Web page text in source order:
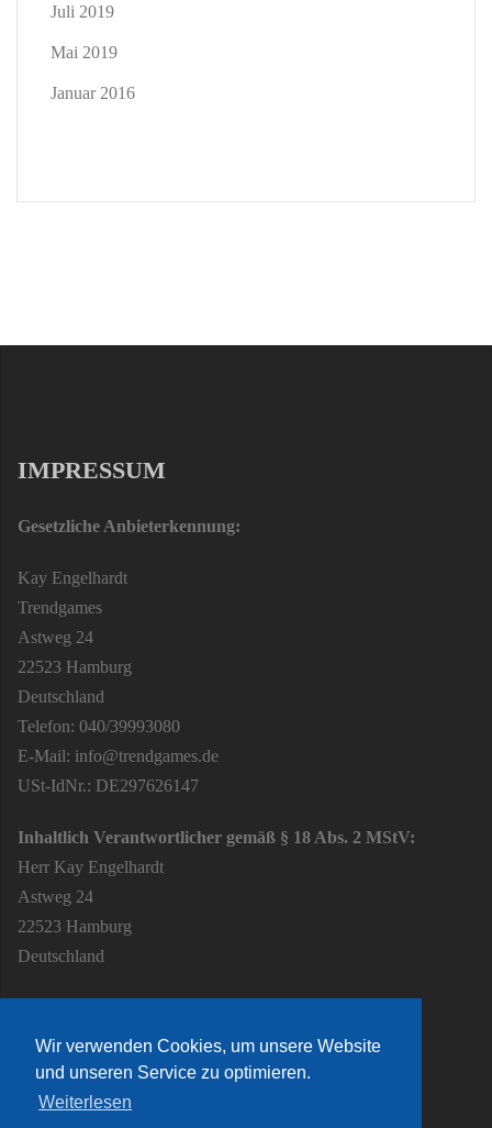
Wir verwenden Cookies, um unsere Website
und unseren Service zu optimieren.
Weiterlesen
Juli 2019
Mai 2019
Januar 2016
IMPRESSUM
Gesetzliche Anbieterkennung:
Kay Engelhardt
Trendgames
Astweg 24
22523 Hamburg
Deutschland
Telefon: 040/39993080
E-Mail: info@trendgames.de
USt-IdNr.: DE297626147
Inhaltlich Verantwortlicher gemäß § 18 Abs. 2 MStV:
Herr Kay Engelhardt
Astweg 24
22523 Hamburg
Deutschland